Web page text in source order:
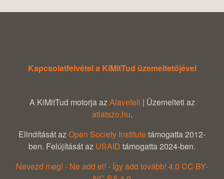
Kapcsolatfelvétel a KiMitTud üzemeltetőjével
A KiMitTud motorja azAlaveteli | Üzemelteti az
atlatszo.hu.
Elindítását azOpen Society Institutetámogatta 2012-
ben. Felújítását az USAID támogatta 2024-ben.
Nevezd meg! - Ne add el! - Így add tovább! 4.0 CC BY-